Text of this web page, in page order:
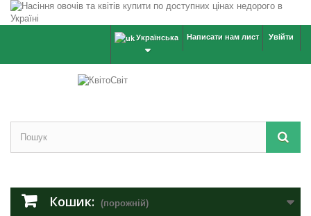
Увійти
Написати нам лист
Українська
Кошик: (порожній)